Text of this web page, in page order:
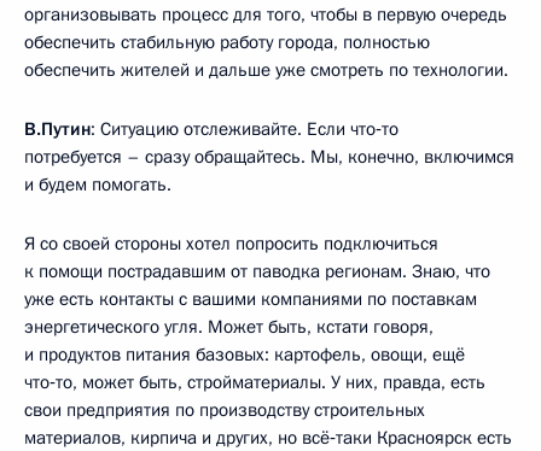
организовывать процесс для того, чтобы в первую очередь
обеспечить стабильную работу города, полностью
обеспечить жителей и дальше уже смотреть по технологии.
В.Путин: Ситуацию отслеживайте. Если что‑то
потребуется – сразу обращайтесь. Мы, конечно, включимся
и будем помогать.
Я со своей стороны хотел попросить подключиться
к помощи пострадавшим от паводка регионам. Знаю, что
уже есть контакты с вашими компаниями по поставкам
энергетического угля. Может быть, кстати говоря,
и продуктов питания базовых: картофель, овощи, ещё
что‑то, может быть, стройматериалы. У них, правда, есть
свои предприятия по производству строительных
материалов, кирпича и других, но всё‑таки Красноярск есть